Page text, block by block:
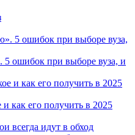
ошибок при выборе вуза, и
и как его получить в 2025